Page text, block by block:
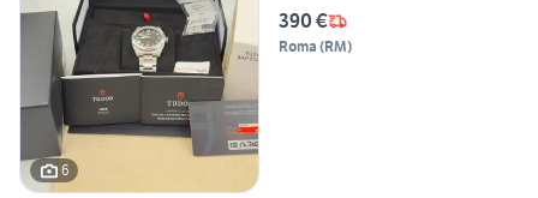
6
390 €
Roma (RM)